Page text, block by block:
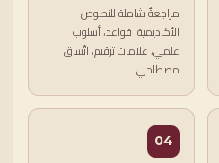
مراجعةٌ شاملة للنصوص
الأكاديمية: قواعد، أسلوب
علمي، علامات ترقيم، اتّساق
مصطلحي.
04